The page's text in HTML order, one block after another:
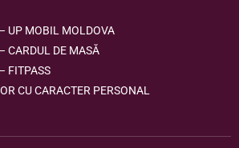
UP MOBIL MOLDOVA
CARDUL DE MASĂ
FITPASS
CU CARACTER PERSONAL